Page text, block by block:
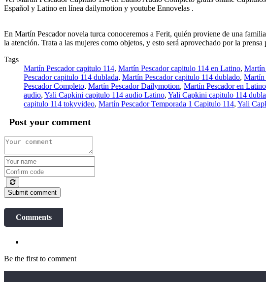
Español y Latino en línea dailymotion y youtube Ennovelas .
En Martín Pescador novela turca conoceremos a Ferit, quién proviene de una
la atención. Trata a las mujeres como objetos, y esto será aprovechado por la
Tags
Martín Pescador capitulo 114, Martín Pescador capitulo 114 en Latino, Martín
Pescador capitulo 114 dublada, Martín Pescador capitulo 114 dublado, Martín
Pescador Completo, Martín Pescador Dailymotion, Martín Pescador en Latino
audio, Yali Capkini capitulo 114 audio Latino, Yali Capkini capitulo 114
capitulo 114 tokyvideo, Martín Pescador Temporada 1 Capitulo 114, Yali
Post your comment
Submit comment
Comments
Be the first to comment